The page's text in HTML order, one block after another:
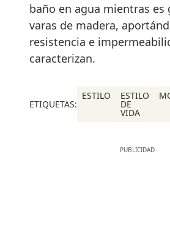
baño en agua mientras es
varas de madera,
resistencia e
caracterizan.
ETIQUETAS:
ESTILO ESTILO
DE
VIDA